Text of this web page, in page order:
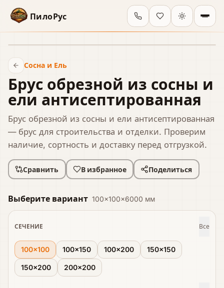
ПилоРус
Сосна и Ель
Брус обрезной из сосны и
ели антисептированная
Брус обрезной из сосны и ели антисептированная
— брус для строительства и отделки. Проверим
наличие, сортность и доставку перед отгрузкой.
Сравнить В избранное Поделиться
Выберите вариант 100×100×6000 мм
СЕЧЕНИЕ Все
100×100 100×150 100×200 150×150
150×200 200×200